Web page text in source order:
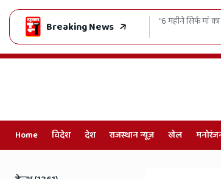
Breaking News
नो कॉम्प्रोमाइज, नवजात की सेहत से खिलवाड़ करने वालों पर कसेगा
Home विदेश देश राजस्थान न्यूज़ खेल